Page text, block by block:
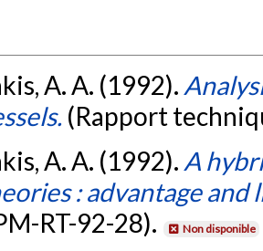
A. A. (1992).
(Rapport
A. A. (1992). A
: advantage
RT-92-28).
Non disponible